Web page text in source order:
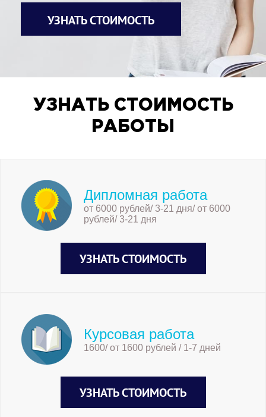
УЗНАТЬ СТОИМОСТЬ
УЗНАТЬ СТОИМОСТЬ
РАБОТЫ
Дипломная работа
от 6000 рублей/ 3-21 дня/ от 6000
рублей/ 3-21 дня
УЗНАТЬ СТОИМОСТЬ
Курсовая работа
1600/ от 1600 рублей / 1-7 дней
УЗНАТЬ СТОИМОСТЬ